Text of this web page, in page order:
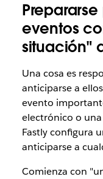
eventos
situación"
Una cosa es
anticiparse a
evento
electrónico o
Fastly configura
anticiparse a
Comienza con